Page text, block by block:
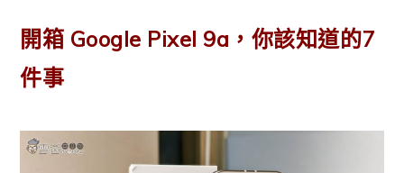
開箱 Google Pixel 9a，你該知道的7
件事